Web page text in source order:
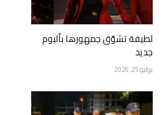
لطيفة تشوّق جمهورها بألبوم
جديد
يوليو 25, 2026